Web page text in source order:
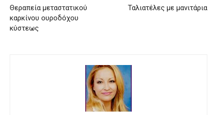
Θεραπεία μεταστατικού
καρκίνου ουροδόχου
κύστεως
Ταλιατέλες με μανιτάρια